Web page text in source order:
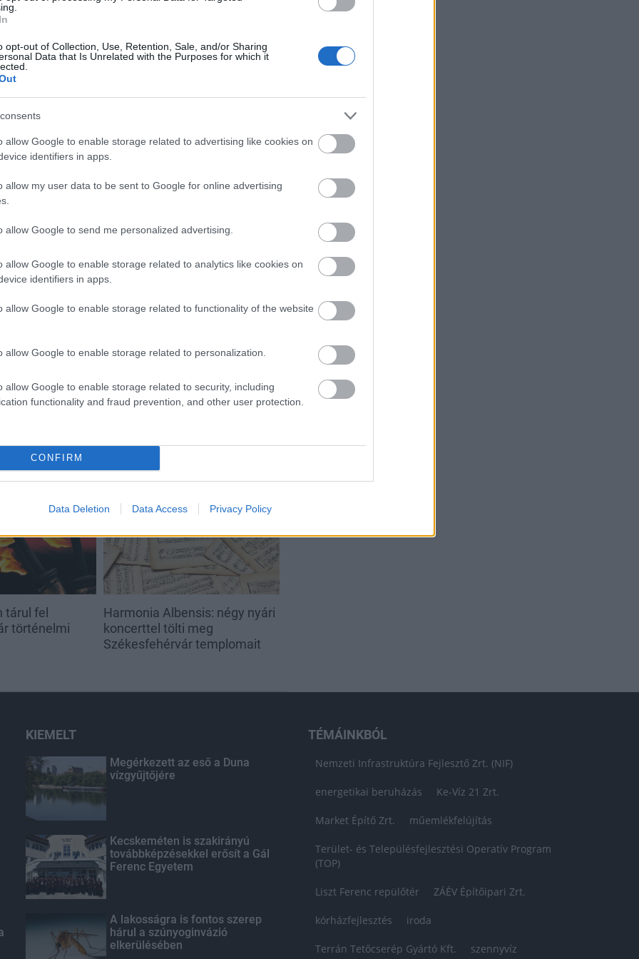
opt-out of Collection, Use, Retention, Sale, and/or Sharing
Data that Is Unrelated with the Purposes for which it
allow Google to enable storage related to advertising like cookies on
identifiers in apps.
allow my user data to be sent to Google for online advertising
allow Google to send me personalized advertising.
allow Google to enable storage related to analytics like cookies on
identifiers in apps.
allow Google to enable storage related to functionality of the website
allow Google to enable storage related to personalization.
allow Google to enable storage related to security, including
functionality and fraud prevention, and other user protection.
CONFIRM
Data Deletion Data Access Privacy Policy
Angolkert
M1 bővítés: már zajlik a teljesen új
Új gyalogosátkelők és jelzőlámpás
csomópont épül Angyalföldön
Másfélszeresére bővítik
Hódmezővásárhely jó hírű
tárul fel
történelmi
Harmonia Albensis: négy nyári
koncerttel tölti meg
Székesfehérvár templomait
KIEMELT
Megérkezett az eső a Duna
vízgyűjtőjére
Kecskeméten is szakirányú
továbbképzésekkel erősít a Gál
Ferenc Egyetem
A lakosságra is fontos szerep
hárul a szúnyoginvázió
elkerülésében
TÉMÁINKBÓL
Nemzeti Infrastruktúra Fejlesztő Zrt. (NIF)
energetikai beruházás Ke-Víz 21 Zrt.
Market Építő Zrt. műemlékfelújítás
Terület- és Településfejlesztési Operatív Program
(TOP)
Liszt Ferenc repülőtér ZÁÉV Építőipari Zrt.
kórházfejlesztés iroda
Terrán Tetőcserép Gyártó Kft. szennyvíz